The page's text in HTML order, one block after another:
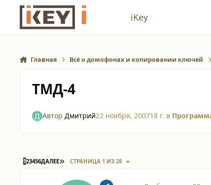
Перейти к содержанию
iKey
Главная Всё о домофонах и копировании ключей
ТМД-4
Автор Дмитрий22 ноября, 200718 г. в
123456ДАЛЕЕ ПОСЛЕДНЯЯ СТРАНИЦА
СТРАНИЦА 1 ИЗ 28